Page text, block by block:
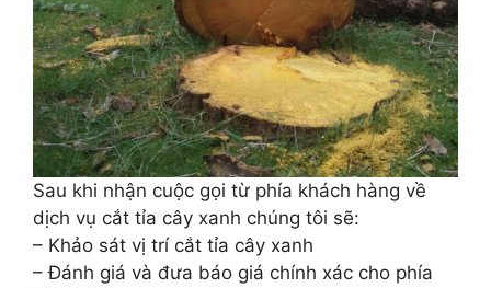
Sau khi nhận cuộc gọi từ phía khách hàng về
dịch vụ cắt tỉa cây xanh chúng tôi sẽ:
– Khảo sát vị trí cắt tỉa cây xanh
– Đánh giá và đưa báo giá chính xác cho phía